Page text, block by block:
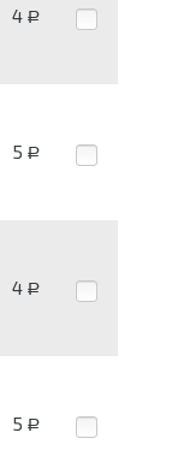
4 Р
5 Р
4 Р
5 Р